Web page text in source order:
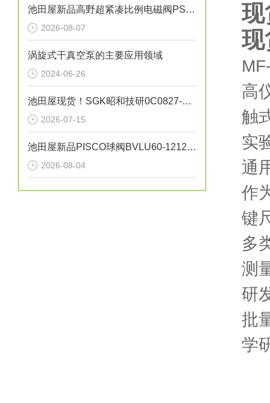
池田屋新品高野超紧凑比例电磁阀PSV-01T-220正式发布
2026-08-07
涡旋式干真空泵的主要应用领域
2024-06-26
池田屋现货！SGK昭和技研0C0827-25A旋转接头
2026-07-15
池田屋新品PISCO球阀BVLU60-1212正式发布
2026-08-04
现
现
高
触
实
通
作
键
多
测
研
批
学